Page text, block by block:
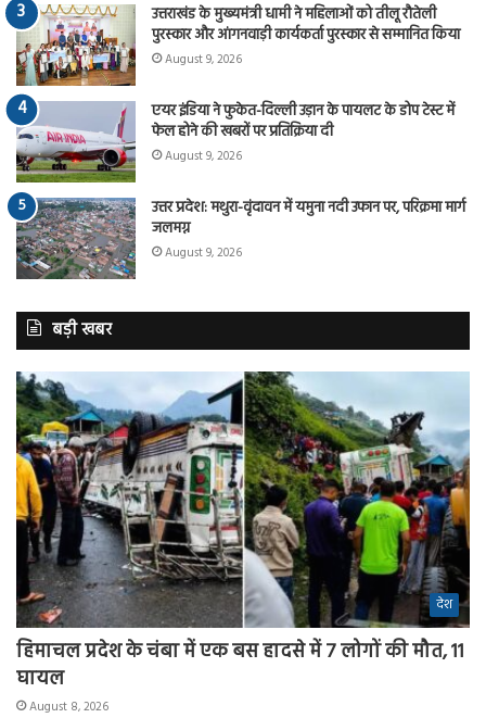
उत्तराखंड के मुख्यमंत्री धामी ने महिलाओं को तीलू रौतेली
पुरस्कार और आंगनवाड़ी कार्यकर्ता पुरस्कार से सम्मानित किया
August 9, 2026
एयर इंडिया ने फुकेत-दिल्ली उड़ान के पायलट के डोप टेस्ट में
फेल होने की खबरों पर प्रतिक्रिया दी
August 9, 2026
उत्तर प्रदेश: मथुरा-वृंदावन में यमुना नदी उफान पर, परिक्रमा मार्ग
जलमग्न
August 9, 2026
बड़ी खबर
देश
हिमाचल प्रदेश के चंबा में एक बस हादसे में 7 लोगों की मौत, 11
घायल
August 8, 2026